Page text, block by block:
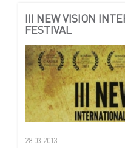
III NEW VISION
FESTIVAL
28.03.2013